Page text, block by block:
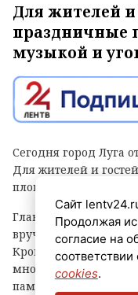
Для жителей и
праздничные
музыкой и
Сегодня город Луга
Для жителей и
площадки,
Главным событием
вручения знака
Кроме того,
многодетные семьи
памятные награды и
Сайт
Продолжая
согласие на
соответствии
cookies.